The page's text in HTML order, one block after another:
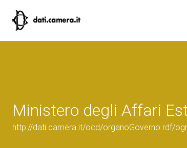
Ministero degli Affari
http://dati.camera.it/ocd/organoGoverno.rdf/